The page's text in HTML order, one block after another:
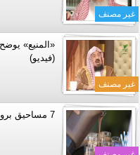
غير مصنف
غير مصنف
«المنيع»
(فيديو)
7 مساحيق بروتين.. مفتاح إنقاص الوزن وحرق الدهون